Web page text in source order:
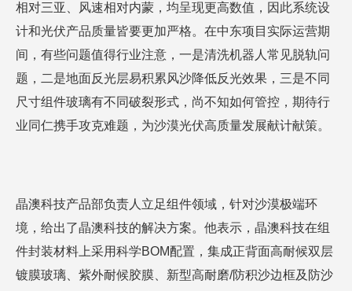
相对三亚、风速相对内蒙，均呈现更高数值，因此系统设
计和光伏产品质量皆要更加严格。在中东项目实际运营期
间，有些问题值得行业注意，一是清洗机器人常见脱轨问
题，二是地面反光层易积累风沙降低反光效果，三是不同
尺寸组件玻璃有不同破裂形式，尚不知如何管控，期待行
业同仁携手攻克难题，为沙漠光伏高质量发展献计献策。
晶澳科技产品部负责人立足组件领域，针对沙漠极端环
境，给出了晶澳科技的解决方案。他表示，晶澳科技在组
件封装材料上采用科学BOM配置，集成正背面高耐候双层
镀膜玻璃、紫外耐候胶膜、新型高耐磨/防积沙边框及防沙